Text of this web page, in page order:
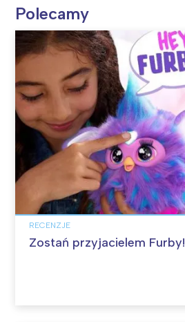
Polecamy
RECENZJE
Zostań przyjacielem Furby!